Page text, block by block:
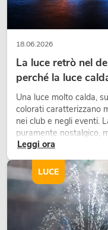
OMNITRONIC XDA-
di classe D
No. 10451636
La giacenza è di circa 12
549,00€
18.06.2026
La luce retrò nel
perché la luce
Una luce molto calda,
colorati caratterizzano
nei club e negli eventi.
puramente nostalgico,
in modo consapevole:
Leggi ora
LUCE